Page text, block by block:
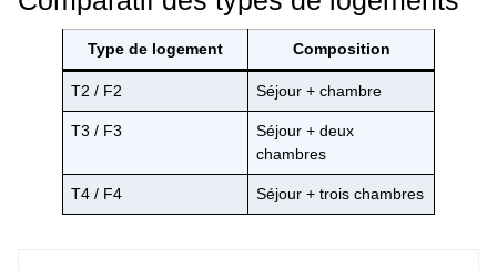
Type de logement Composition
T2 / F2 Séjour + chambre
T3 / F3
Séjour + deux
chambres
T4 / F4 Séjour + trois chambres